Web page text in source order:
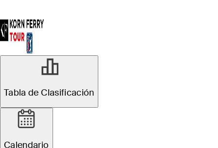
Tabla de Clasificación
Calendario